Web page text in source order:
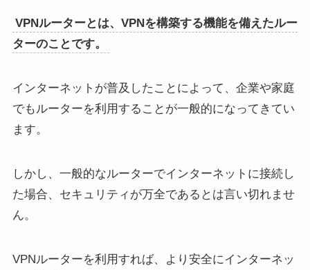
VPNルーターとは、VPNを構築する機能を備えたルー
ターのことです。
インターネットが普及したことによって、企業や家庭
でもルーターを利用することが一般的になってきてい
ます。
しかし、一般的なルーターでインターネットに接続し
た場合、セキュリティが万全であるとは言い切れませ
ん。
VPNルーターを利用すれば、より安全にインターネッ